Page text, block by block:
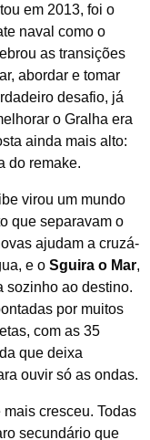
em 2013, foi o
naval como o
as transições
abordar e tomar
desafio, já
o Gralha era
ainda mais alto:
do remake.
virou um mundo
que separavam o
ajudam a cruzá-
e o Sguira o Mar,
sozinho ao destino.
por muitos
com as 35
que deixa
ouvir só as ondas.
cresceu. Todas
secundário que